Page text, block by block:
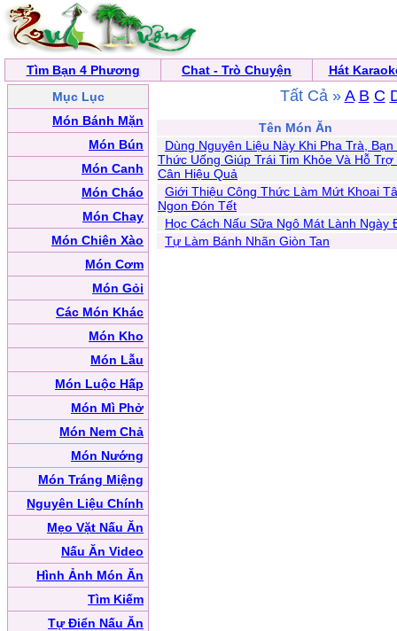
Tìm Bạn 4 Phương Chat - Trò Chuyện
Hát
Mục Lục
Món Bánh Mặn
Món Bún
Món Canh
Món Cháo
Món Chay
Món Chiên Xào
Món Cơm
Món Gỏi
Các Món Khác
Món Kho
Món Lẫu
Món Luộc Hấp
Món Mì Phở
Món Nem Chả
Món Nướng
Món Tráng Miệng
Nguyên Liệu Chính
Mẹo Vặt Nấu Ăn
Nấu Ăn Video
Hình Ảnh Món Ăn
Tìm Kiếm
Tự Điển Nấu Ăn
Tất Cả » A B C
Tên Món Ăn
Dùng Nguyên Liệu Này Khi Pha Trà, Bạn
Thức Uống Giúp Trái Tim Khỏe Và Hỗ Trợ
Cân Hiệu Quả
Giới Thiệu Công Thức Làm Mứt Khoai
Ngon Đón Tết
Học Cách Nấu Sữa Ngô Mát Lành Ngày
Tự Làm Bánh Nhãn Giòn Tan